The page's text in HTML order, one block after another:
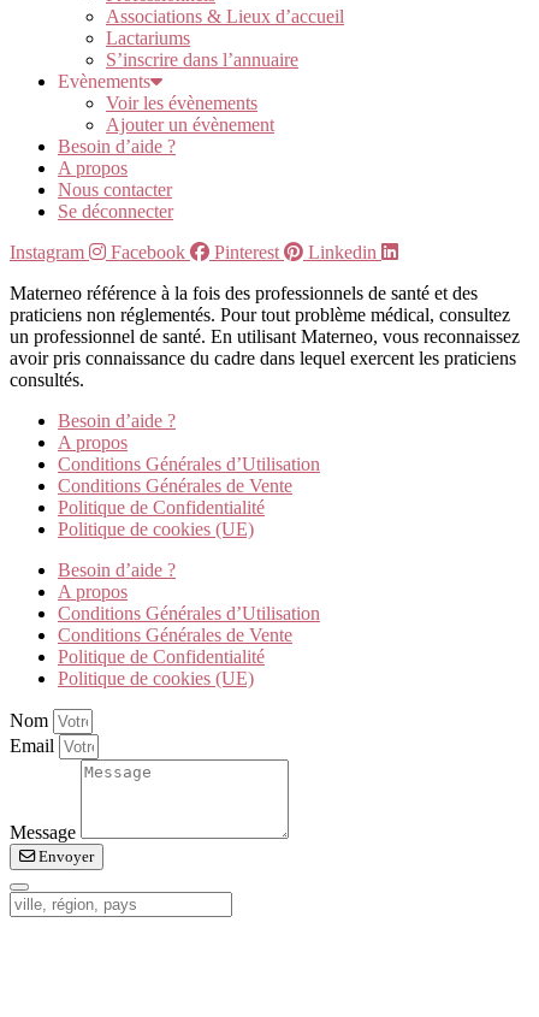
Associations & Lieux d’accueil
Lactariums
S’inscrire dans l’annuaire
Evènements
Voir les évènements
Ajouter un évènement
Besoin d’aide ?
A propos
Nous contacter
Se déconnecter
Instagram
Facebook Pinterest
Linkedin
Materneo référence à la fois des professionnels de santé et des
praticiens non réglementés. Pour tout problème médical, consultez
un professionnel de santé. En utilisant Materneo, vous reconnaissez
avoir pris connaissance du cadre dans lequel exercent les praticiens
consultés.
Besoin d’aide ?
A propos
Conditions Générales d’Utilisation
Conditions Générales de Vente
Politique de Confidentialité
Politique de cookies (UE)
Besoin d’aide ?
A propos
Conditions Générales d’Utilisation
Conditions Générales de Vente
Politique de Confidentialité
Politique de cookies (UE)
Nom
Email
Message
Envoyer